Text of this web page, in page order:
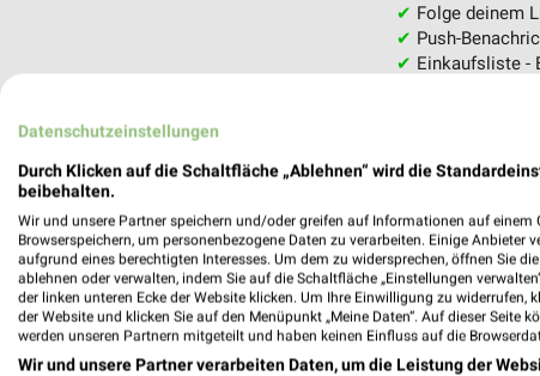
✔ Folge deinem
✔ Push-
✔ Einkaufsliste -
Nutze weekli auch mobil
Datenschutzeinstellungen
Durch Klicken auf die Schaltfläche „Ablehnen“ wird die
beibehalten.
Wir und unsere Partner speichern und/oder greifen auf Informationen auf einem
Browserspeichern, um personenbezogene Daten zu verarbeiten. Einige Anbieter
aufgrund eines berechtigten Interesses. Um dem zu widersprechen, öffnen Sie
ablehnen oder verwalten, indem Sie auf die Schaltfläche „Einstellungen
der linken unteren Ecke der Website klicken. Um Ihre Einwilligung zu widerrufen,
der Website und klicken Sie auf den Menüpunkt „Meine Daten“. Auf dieser Seite
werden unseren Partnern mitgeteilt und haben keinen Einfluss auf die
Wir und unsere Partner verarbeiten Daten, um die Leistung der